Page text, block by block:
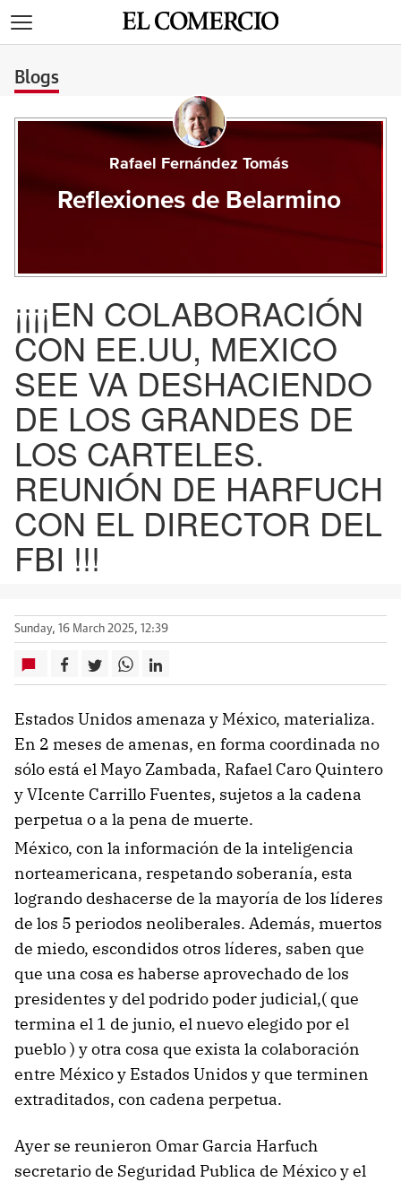
Blogs
Rafael Fernández Tomás
Reflexiones de Belarmino
¡¡¡¡EN COLABORACIÓN
CON EE.UU, MEXICO
SEE VA DESHACIENDO
DE LOS GRANDES DE
LOS CARTELES.
REUNIÓN DE HARFUCH
CON EL DIRECTOR DEL
FBI !!!
Sunday, 16 March 2025, 12:39
Estados Unidos amenaza y México, materializa.
En 2 meses de amenas, en forma coordinada no
sólo está el Mayo Zambada, Rafael Caro Quintero
y VIcente Carrillo Fuentes, sujetos a la cadena
perpetua o a la pena de muerte.
México, con la información de la inteligencia
norteamericana, respetando soberanía, esta
logrando deshacerse de la mayoría de los líderes
de los 5 periodos neoliberales. Además, muertos
de miedo, escondidos otros líderes, saben que
que una cosa es haberse aprovechado de los
presidentes y del podrido poder judicial,( que
termina el 1 de junio, el nuevo elegido por el
pueblo ) y otra cosa que exista la colaboración
entre México y Estados Unidos y que terminen
extraditados, con cadena perpetua.
Ayer se reunieron Omar Garcia Harfuch
secretario de Seguridad Publica de México y el